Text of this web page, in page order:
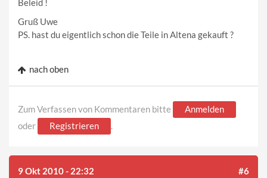
Beleid !
Gruß Uwe
PS. hast du eigentlich schon die Teile in Altena gekauft ?
nach oben
Zum Verfassen von Kommentaren bitte
Anmelden
oder
Registrieren .
9 Okt 2010 - 22:32 #6